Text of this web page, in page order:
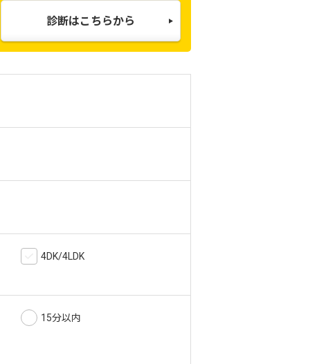
診断はこちらから
4DK/4LDK
15分以内